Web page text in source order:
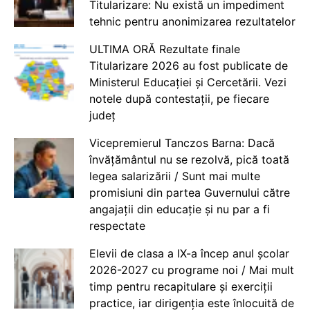
Titularizare: Nu există un impediment
tehnic pentru anonimizarea rezultatelor
ULTIMA ORĂ Rezultate finale
Titularizare 2026 au fost publicate de
Ministerul Educației și Cercetării. Vezi
notele după contestații, pe fiecare
județ
Vicepremierul Tanczos Barna: Dacă
învățământul nu se rezolvă, pică toată
legea salarizării / Sunt mai multe
promisiuni din partea Guvernului către
angajații din educație și nu par a fi
respectate
Elevii de clasa a IX-a încep anul școlar
2026-2027 cu programe noi / Mai mult
timp pentru recapitulare și exerciții
practice, iar dirigenția este înlocuită de